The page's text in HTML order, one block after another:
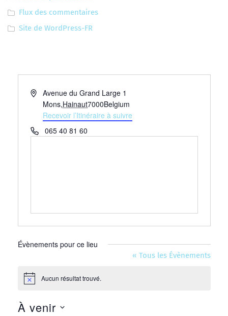
Flux des commentaires
Site de WordPress-FR
AdresseAvenue du Grand Large 1
Mons,Hainaut7000Belgium
Recevoir l’Itinéraire à suivre
Téléphone
065 40 81 60
Évènements pour ce lieu
« Tous les Évènements
Notice Aucun résultat trouvé.
À venir